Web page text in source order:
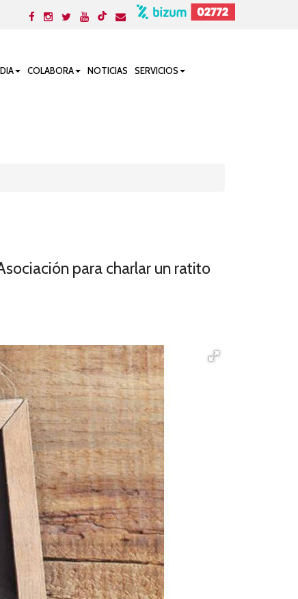
COLABORA NOTICIAS SERVICIOS
para charlar un ratito